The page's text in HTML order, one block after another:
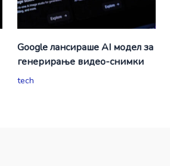
Google лансираше AI модел за
генерирање видео-снимки
tech